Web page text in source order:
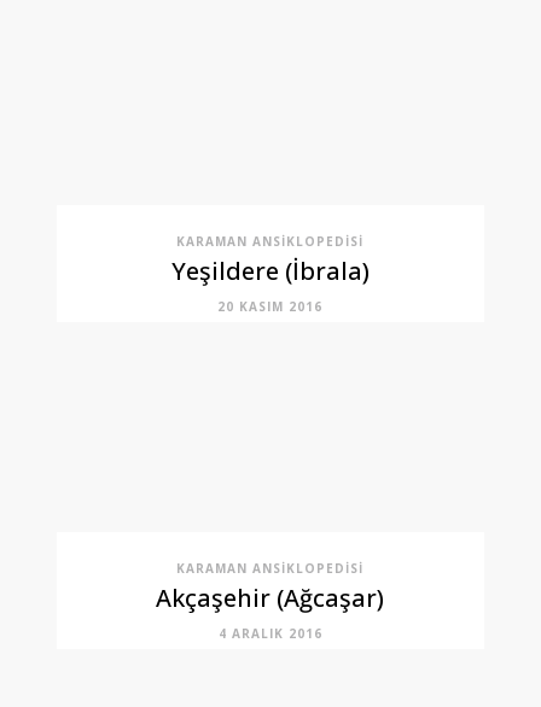
KARAMAN ANSIKLOPEDISI
Yeşildere (İbrala)
20 KASIM 2016
KARAMAN ANSIKLOPEDISI
Akçaşehir (Ağcaşar)
4 ARALIK 2016